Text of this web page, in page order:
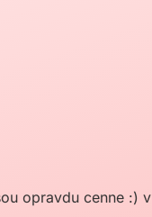
opravdu cenne :) v